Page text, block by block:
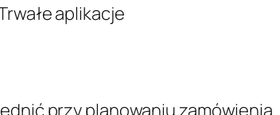
aplikacje
przy planowaniu zamówienia.